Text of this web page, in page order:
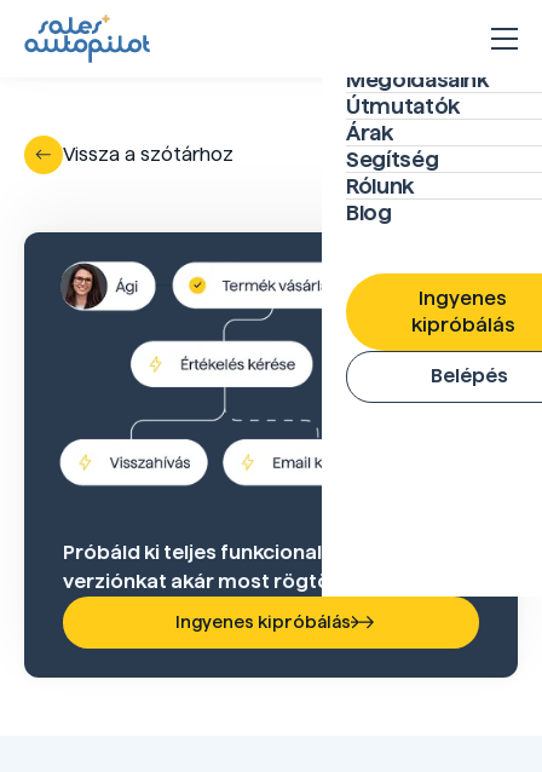
Megoldásaink
Útmutatók
Árak
Segítség
Rólunk
Blog
Ingyenes
kipróbálás
Belépés
Vissza a szótárhoz
Próbáld ki teljes funkcionalitású ingyenes
verziónkat akár most rögtön!
Ingyenes kipróbálás